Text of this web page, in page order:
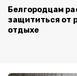
Белгородцам
защититься от
отдыхе